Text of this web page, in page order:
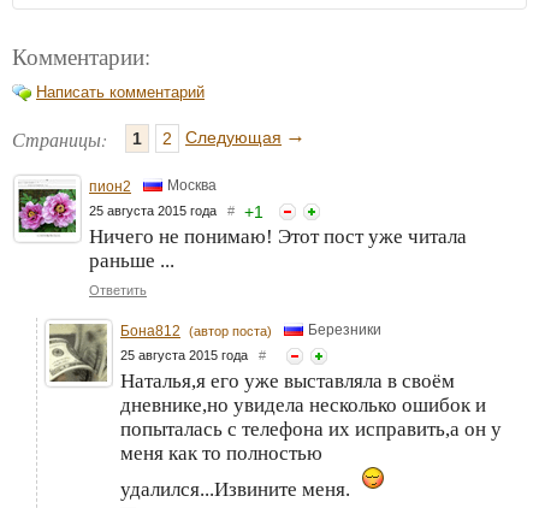
Комментарии:
Написать комментарий
Страницы: 1 2 Следующая →
пион2 Москва
25 августа 2015 года # +1
Ничего не понимаю! Этот пост уже читала
раньше ...
Ответить
Бона812 (автор поста) Березники
25 августа 2015 года #
Наталья,я его уже выставляла в своём
дневнике,но увидела несколько ошибок и
попыталась с телефона их исправить,а он у
меня как то полностью
удалился...Извините меня.